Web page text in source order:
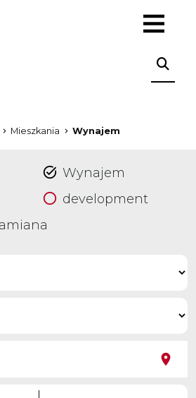
Mieszkania Wynajem
Wynajem
development